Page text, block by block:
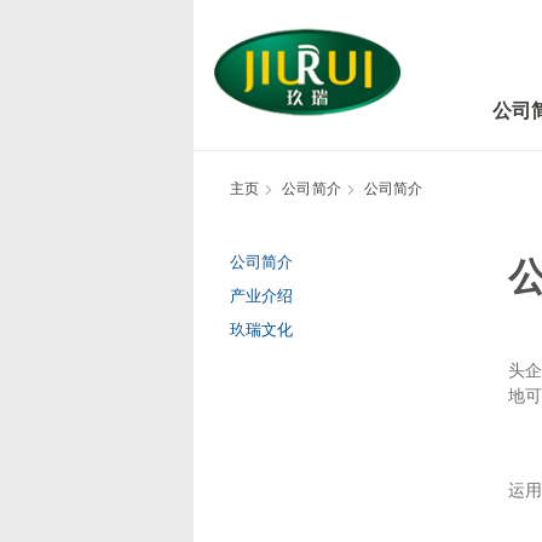
Content
公司
主页 公司简介 公司简介
公司简介
产业介绍
玖瑞文化
头
地
山
运